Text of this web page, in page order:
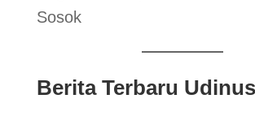
Sosok
Berita Terbaru Udinus